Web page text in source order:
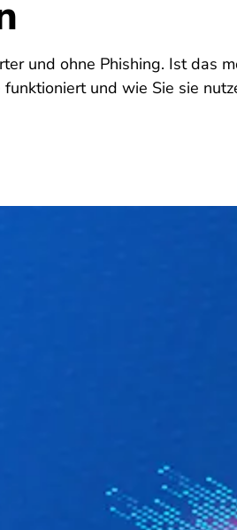
und ohne Phishing. Ist das
und wie Sie sie